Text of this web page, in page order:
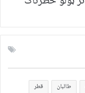
طالبان
قطر